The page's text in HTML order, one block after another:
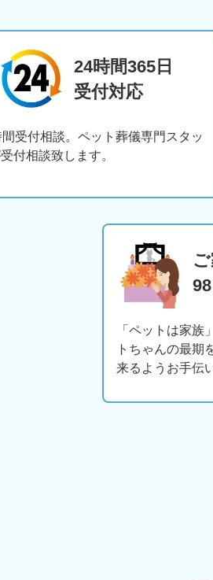
24時間365日
受付対応
間受付相談。ペット葬儀専門スタッ
付相談致します。
「ペットは家族
トちゃんの最期
来るようお手伝